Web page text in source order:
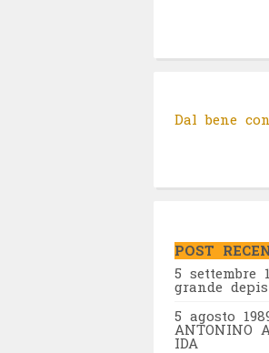
Dal bene
POST
5 settembre
grande
5 agosto
ANTONINO
IDA